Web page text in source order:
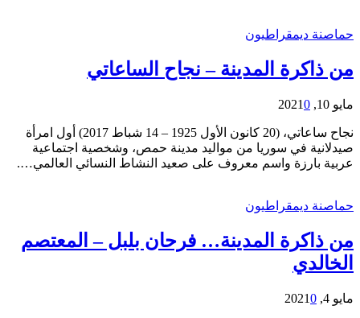
حماصنة ديمقراطيون
من ذاكرة المدينة – نجاح الساعاتي
مايو 10, 2021 0
نجاح ساعاتي، (20 كانون الأول 1925 – 14 شباط 2017) أول امرأة
صيدلانية في سوريا من مواليد مدينة حمص، وشخصية اجتماعية
عربية بارزة واسم معروف على صعيد النشاط النسائي العالمي….
حماصنة ديمقراطيون
من ذاكرة المدينة… فرحان بلبل – المعتصم
الخالدي
مايو 4, 2021 0